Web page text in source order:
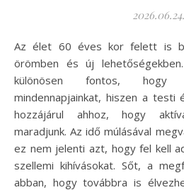
2026.06.24.
Az élet 60 éves kor felett is bővelkedhet energiában,
örömben és új
különösen fontos, hogy
mindennapjainkat, hiszen a testi
hozzájárul ahhoz, hogy
maradjunk. Az idő múlásával
ez nem jelenti azt, hogy fel kell
szellemi kihívásokat. Sőt, a
abban, hogy továbbra is